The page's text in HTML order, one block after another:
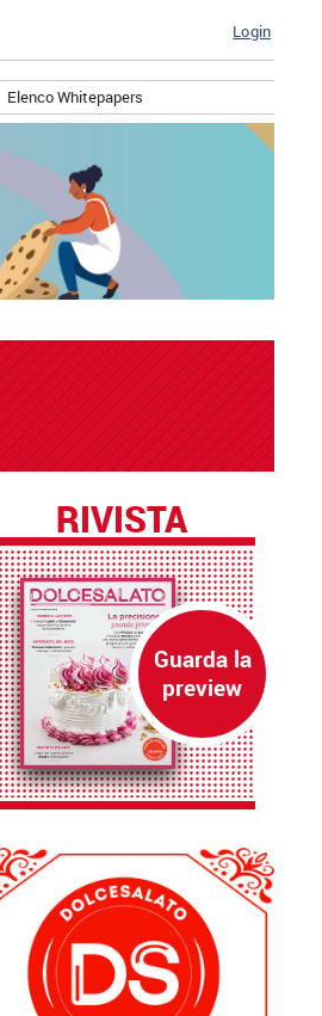
Login
Elenco Whitepapers
RIVISTA